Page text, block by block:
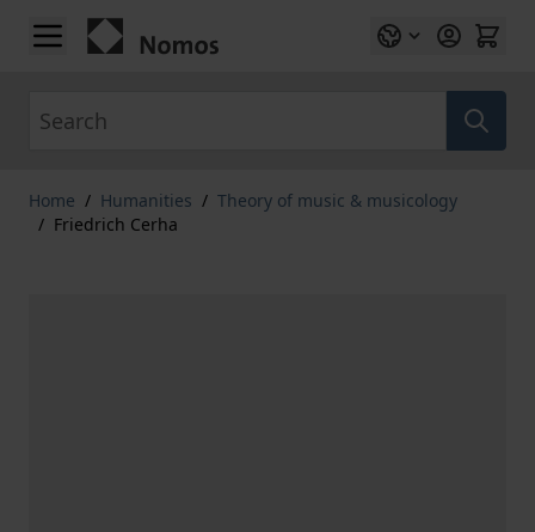
Skip to Content
Home / Humanities / Theory of music & musicology
/ Friedrich Cerha